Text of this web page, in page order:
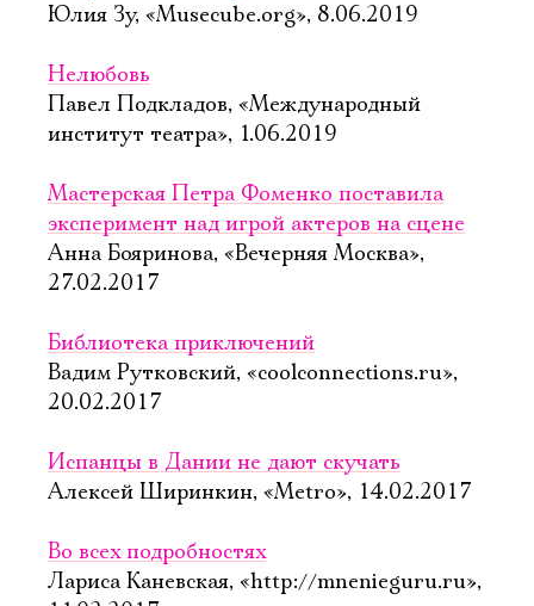
Юлия Зу, «Musecube.org», 8.06.2019
Нелюбовь
Павел Подкладов, «Международный
институт театра», 1.06.2019
Мастерская Петра Фоменко поставила
эксперимент над игрой актеров на сцене
Анна Бояринова, «Вечерняя Москва»,
27.02.2017
Библиотека приключений
Вадим Рутковский, «coolconnections.ru»,
20.02.2017
Испанцы в Дании не дают скучать
Алексей Ширинкин, «Metro», 14.02.2017
Во всех подробностях
Лариса Каневская, «http://mnenieguru.ru»,
Ознакомиться